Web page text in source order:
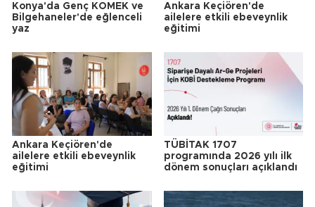
Konya'da Genç KOMEK ve
Bilgehaneler'de eğlenceli
yaz
Ankara Keçiören'de
ailelere etkili ebeveynlik
eğitimi
Ankara Keçiören'de
ailelere etkili ebeveynlik
eğitimi
TÜBİTAK 1707
programında 2026 yılı ilk
dönem sonuçları açıklandı